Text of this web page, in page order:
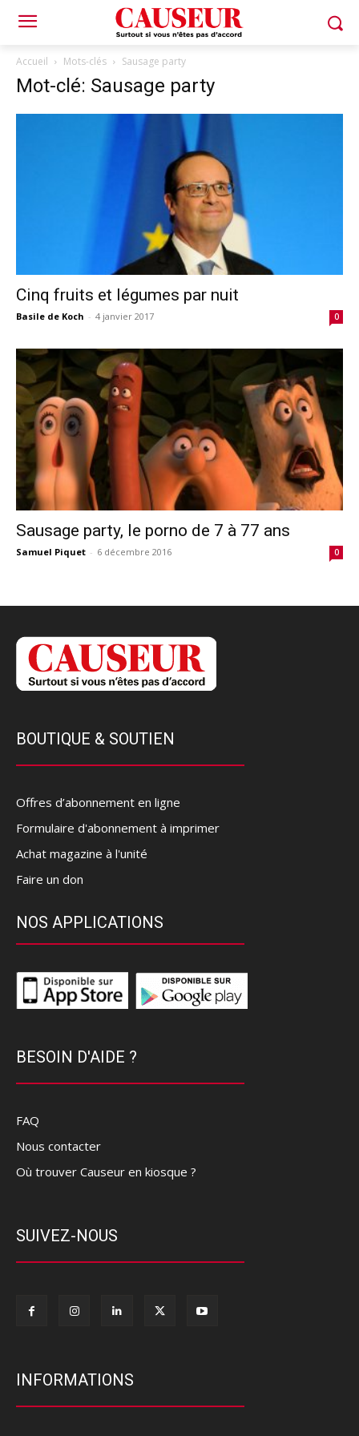
Accueil Mots-clés Sausage party
Mot-clé: Sausage party
Cinq fruits et légumes par nuit
Basile de Koch - 4 janvier 2017 0
Sausage party, le porno de 7 à 77 ans
Samuel Piquet - 6 décembre 2016 0
BOUTIQUE & SOUTIEN
Offres d’abonnement en ligne
Formulaire d'abonnement à imprimer
Achat magazine à l'unité
Faire un don
NOS APPLICATIONS
BESOIN D'AIDE ?
FAQ
Nous contacter
Où trouver Causeur en kiosque ?
SUIVEZ-NOUS
INFORMATIONS